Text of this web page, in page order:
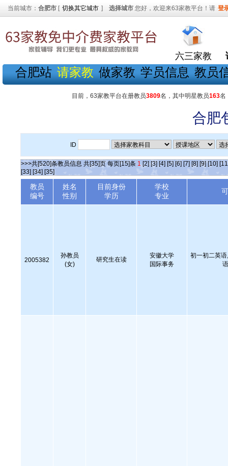
当前城市： 合肥市 [ 切换其它城市 ] 选择城市 您好，欢迎来63家教平台！请 登
六三家教
合肥站 请家教 做家教 学员信息 教员
目前，63家教平台在册教员3809名，其中明星教员163名
合肥
ID
>>>共[520]条教员信息 共[35]页 每页[15]条 1 [2] [3] [4] [5] [6] [7] [8] [9] [10]
[33] [34] [35]
教员
编号
姓名
性别
目前身份
学历
学校
专业
2005382
孙教员
(女)
研究生在读
安徽大学
国际事务
初一初二英